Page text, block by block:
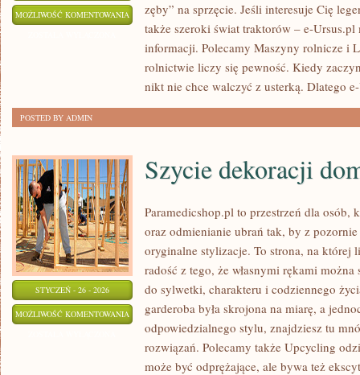
MOŻLIWOŚĆ KOMENTOWANIA OCHRONA
ŚRODOWISKA
ROLNICTWIE
zęby” na sprzęcie. Jeśli interesuje Cię
także szeroki świat traktorów – e-Ursus.pl
informacji. Polecamy Maszyny rolnicze i
rolnictwie liczy się pewność. Kiedy
nikt nie chce walczyć z usterką. Dlatego
POSTED BY ADMIN
STYCZEŃ - 26 - 2026
MOŻLIWOŚĆ KOMENTOWANIA SZYCIE
DEKORACJI
DOMOWYCH
Szycie dekoracji
Paramedicshop.pl to przestrzeń dla osób,
oraz odmienianie ubrań tak, by z
oryginalne stylizacje. To strona, na której
radość z tego, że własnymi rękami
do sylwetki, charakteru i codziennego
garderoba była skrojona na miarę, a
odpowiedzialnego stylu, znajdziesz tu
rozwiązań. Polecamy także Upcycling
może być odprężające, ale bywa też